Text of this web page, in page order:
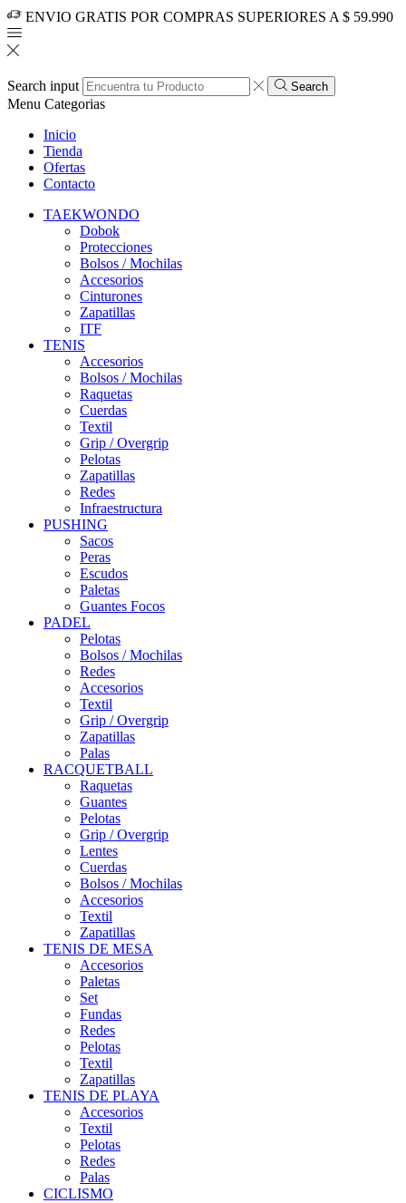
ENVIO GRATIS POR COMPRAS SUPERIORES A $ 59.990
Search input Search
Menu Categorias
Inicio
Tienda
Ofertas
Contacto
TAEKWONDO
Dobok
Protecciones
Bolsos / Mochilas
Accesorios
Cinturones
Zapatillas
ITF
TENIS
Accesorios
Bolsos / Mochilas
Raquetas
Cuerdas
Textil
Grip / Overgrip
Pelotas
Zapatillas
Redes
Infraestructura
PUSHING
Sacos
Peras
Escudos
Paletas
Guantes Focos
PADEL
Pelotas
Bolsos / Mochilas
Redes
Accesorios
Textil
Grip / Overgrip
Zapatillas
Palas
RACQUETBALL
Raquetas
Guantes
Pelotas
Grip / Overgrip
Lentes
Cuerdas
Bolsos / Mochilas
Accesorios
Textil
Zapatillas
TENIS DE MESA
Accesorios
Paletas
Set
Fundas
Redes
Pelotas
Textil
Zapatillas
TENIS DE PLAYA
Accesorios
Textil
Pelotas
Redes
Palas
CICLISMO